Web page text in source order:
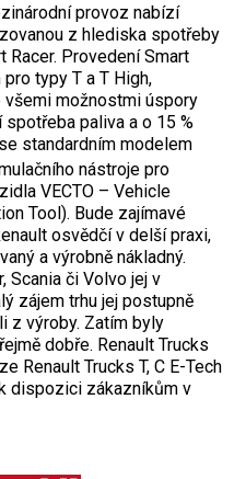
provoz nabízí
z hlediska spotřeby
Racer. Provedení Smart
typy T a T High,
všemi možnostmi úspory
paliva a o 15 %
standardním modelem
nástroje pro
VECTO – Vehicle
Tool). Bude zajímavé
osvědčí v delší praxi,
a výrobně nákladný.
Scania či Volvo jej v
zájem trhu jej postupně
z výroby. Zatím byly
dobře. Renault Trucks
Renault Trucks T, C E-Tech
dispozici zákazníkům v